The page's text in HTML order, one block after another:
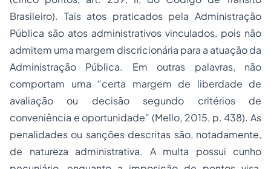
Brasileiro). Tais atos praticados pela Administração
Pública são atos administrativos vinculados, pois não
admitem uma margem discricionária para a atuação da
Administração Pública. Em outras palavras, não
comportam uma “certa margem de liberdade de
avaliação ou decisão segundo critérios de
conveniência e oportunidade” (Mello, 2015, p. 438). As
penalidades ou sanções descritas são, notadamente,
de natureza administrativa. A multa possui cunho